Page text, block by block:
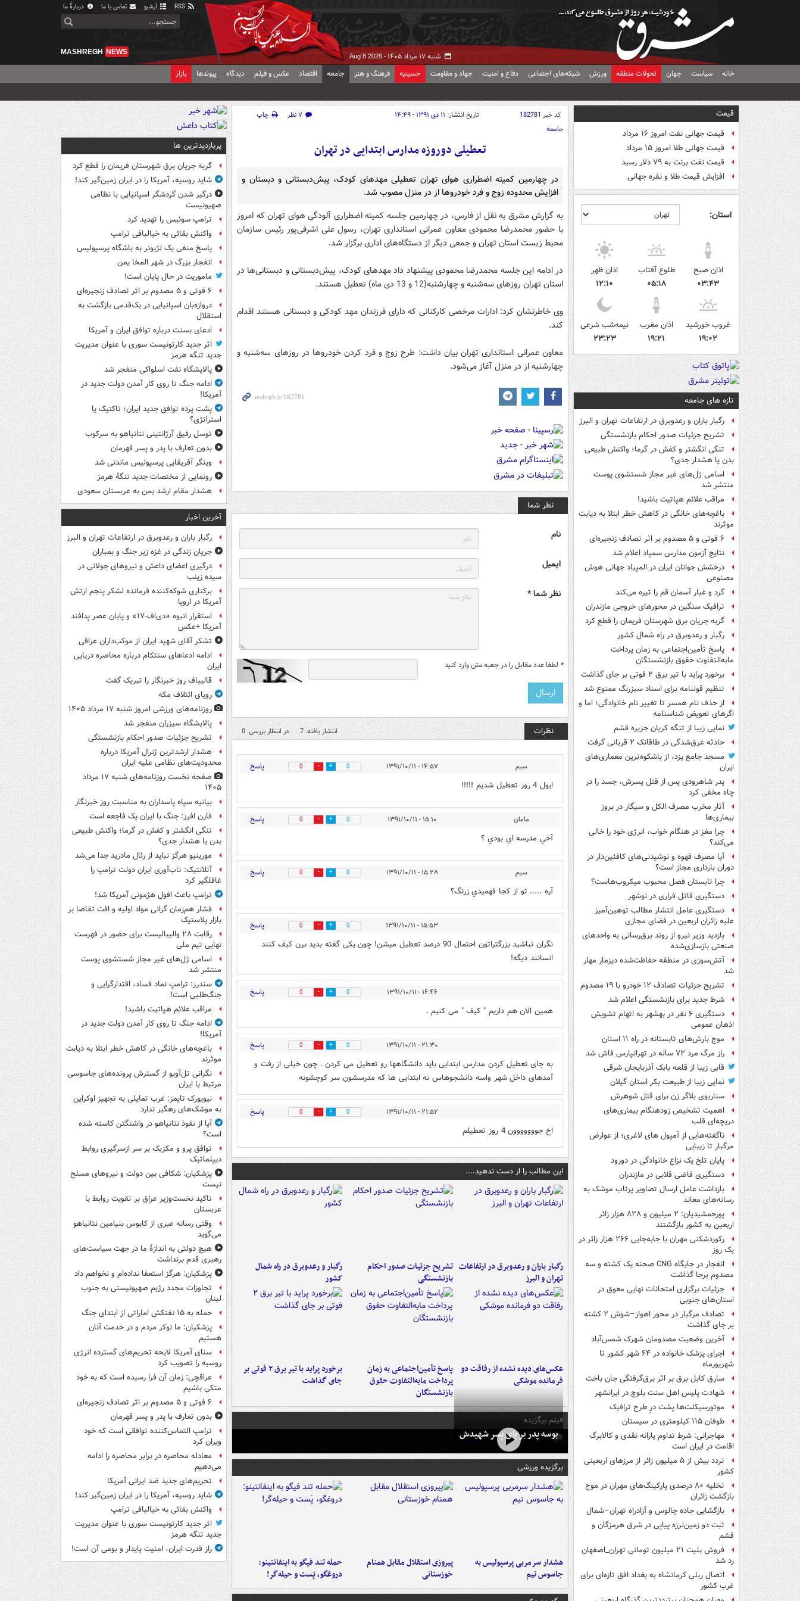
آرشیو تماس با ما دربارهٔ ما
شنبه ۱۷ مرداد ۱۴۰۵ - Aug 8 2026
MASHREGH NEWS
خانه سیاست جهان تحولات منطقه ورزش شبکه‌های اجتماعی دفاع و امنیت جهاد و مقاومت حسینیه فرهنگ و هنر جامعه اقتصاد عکس و فیلم دیدگاه پیوندها بازار
قیمت
قیمت جهانی نفت امروز ۱۶ مرداد
قیمت جهانی طلا امروز ۱۵ مرداد
قیمت نفت برنت به ۷۹ دلار رسید
افزایش قیمت طلا و نقره جهانی
استان:
اذان صبح
۰۳:۴۳
طلوع آفتاب
۰۵:۱۸
اذان ظهر
۱۲:۱۰
غروب خورشید
۱۹:۰۲
اذان مغرب
۱۹:۲۱
نیمه‌شب شرعی
۲۳:۲۳
تازه های جامعه
رگبار باران و رعدوبرق در ارتفاعات تهران و البرز
تشریح جزئیات صدور احکام بازنشستگی
تنگی انگشتر و کفش در گرما؛ واکنش طبیعی
بدن یا هشدار جدی؟
اسامی ژل‌های غیر مجاز شستشوی پوست
منتشر شد
مراقب علائم هپاتیت باشید!
باغچه‌های خانگی در کاهش خطر ابتلا به دیابت
موثرند
۶ فوتی و ۵ مصدوم بر اثر تصادف زنجیره‌ای
نتایج آزمون مدارس سمپاد اعلام شد
درخشش جوانان ایران در المپیاد جهانی هوش
مصنوعی
گرد و غبار آسمان قم را تیره می‌کند
ترافیک سنگین در محورهای خروجی مازندران
گربه جریان برق شهرستان فریمان را قطع کرد
رگبار و رعدوبرق در راه شمال کشور
پاسخ تأمین‌اجتماعی به زمان پرداخت
مابه‌التفاوت حقوق بازنشستگان
برخورد پراید با تیر برق ۲ فوتی بر جای گذاشت
تنظیم قولنامه برای اسناد سبزرنگ ممنوع شد
از حذف نام همسر تا تغییر نام خانوادگی؛ اما و
اگرهای تعویض شناسنامه
نمایی زیبا از تنگه کریان جزیره قشم
حادثه غرق‌شدگی در طاقانک ۲ قربانی گرفت
مسجد جامع یزد، از باشکوه‌ترین معماری‌های
ایران
پدر شاهرودی پس از قتل پسرش، جسد را در
چاه مخفی کرد
آثار مخرب مصرف الکل و سیگار در بروز
بیماری‌ها
چرا مغز در هنگام خواب، انرژی خود را خالی
می‌کند؟
آیا مصرف قهوه و نوشیدنی‌های کافئین‌دار در
دوران بارداری مجاز است؟
چرا تابستان فصل محبوب میکروب‌هاست؟
دستگیری قاتل فراری در نوشهر
دستگیری عامل انتشار مطالب توهین‌آمیز
علیه زائران اربعین در فضای مجازی
بازدید وزیر نیرو از روند برق‌رسانی به واحدهای
صنعتی بازسازی‌شده
آتش‌سوزی در منطقه حفاظت‌شده دیزمار مهار
شد
تشریح جزئیات تصادف ۱۲ خودرو با ۱۹ مصدوم
شرط جدید برای بازنشستگی اعلام شد
دستگیری ۶ نفر در بهشهر به اتهام تشویش
اذهان عمومی
موج بارش‌های تابستانه در راه ۱۱ استان
راز مرگ مرد ۷۲ ساله در تهرانپارس فاش شد
قابی زیبا از قلعه بابک آذربایجان شرقی
نمایی زیبا از طبیعت بکر استان گیلان
سناریوی بلاگر زن برای قتل شوهرش
اهمیت تشخیص زودهنگام بیماری‌های
دریچه‌ای قلب
ناگفته‌هایی از آمپول های لاغری؛ از عوارض
مرگبار تا زیبایی
پایان تلخ یک نزاع خانوادگی در دورود
دستگیری قاضی قلابی در مازندران
بازداشت عامل ارسال تصاویر پرتاب موشک به
رسانه‌های معاند
پورجمشیدیان: ۲ میلیون و ۸۲۸ هزار زائر
اربعین به کشور بازگشتند
رکوردشکنی مهران با جابه‌جایی ۲۶۶ هزار زائر در
یک روز
انفجار در جایگاه CNG صحنه یک کشته و سه
مصدوم برجا گذاشت
جزئیات برگزاری امتحانات نهایی معوق در
استان‌های جنوبی
تصادف مرگبار در محور اهواز–شوش ۲ کشته
بر جای گذاشت
آخرین وضعیت مصدومان شهرک شمس‌آباد
اجرای پزشک خانواده در ۶۴ شهر کشور تا
شهریورماه
سارق کابل برق بر اثر برق‌گرفتگی جان باخت
شهادت پلیس اهل سنت بلوچ در ایرانشهر
موتورسیکلت‌ها پشت درِ طرح ترافیک
طوفان ۱۱۵ کیلومتری در سیستان
مهاجرانی: شرط تداوم یارانه نقدی و کالابرگ
اقامت در ایران است
تردد بیش از ۵ میلیون زائر از مرزهای اربعینی
کشور
تخلیه ۸۰ درصدی پارکینگ‌های مهران در موج
بازگشت زائران
بازگشایی جاده چالوس و آزادراه تهران–شمال
ثبت دو زمین‌لرزه پیاپی در شرق هرمزگان و
قشم
فروش بلیت ۲۱ میلیون تومانی تهران_اصفهان
رد شد
اتصال ریلی کرمانشاه به بغداد افق تازه‌ای برای
غرب کشور
کد خبر 182781 تاریخ انتشار: ۱۱ دی ۱۳۹۱ - ۱۴:۴۹ ۷ نظر
چاپ
جامعه
تعطیلی دوروزه مدارس ابتدایی در تهران
در چهارمین کمیته اضطراری هوای تهران تعطیلی مهد‌های کودک، پیش‌دبستانی و دبستان و
افزایش محدوده زوج و فرد خودروها از در منزل مصوب شد.
به گزارش مشرق به نقل از فارس، در چهارمین جلسه کمیته اضطراری آلودگی هوای تهران که امروز
با حضور محمدرضا محمودی معاون عمرانی استانداری تهران، رسول علی اشرفی‌پور رئیس سازمان
محیط زیست استان تهران و جمعی دیگر از دستگاه‌های اداری برگزار شد.
در ادامه این جلسه محمدرضا محمودی پیشنهاد داد مهدهای کودک، پیش‌دبستانی و دبستانی‌ها در
استان تهران روزهای سه‌شنبه و چهارشنبه(12 و 13 دی ماه) تعطیل هستند.
وی خاطرنشان کرد: ادارات مرخصی کارکنانی که دارای فرزندان مهد کودکی و دبستانی هستند اقدام
کند.
معاون عمرانی استانداری تهران بیان داشت: طرح زوج و فرد کردن خودروها در روزهای سه‌شنبه و
چهارشنبه از در منزل آغاز می‌شود.
نظر شما
نام
ایمیل
نظر شما *
* لطفا عدد مقابل را در جعبه متن وارد کنید
نظرات انتشار یافته: 7 در انتظار بررسی: 0
سيم ۱۴:۵۷ - ۱۳۹۱/۱۰/۱۱ 0
0 پاسخ
ايول 4 روز تعطيل شديم !!!!!
مامان ۱۵:۱۰ - ۱۳۹۱/۱۰/۱۱ 0
0 پاسخ
آخي مدرسه اي بودي ؟
سيم ۱۵:۲۸ - ۱۳۹۱/۱۰/۱۱ 0
0 پاسخ
آره ..... تو از كجا فهميدي زرنگ؟
۱۵:۵۳ - ۱۳۹۱/۱۰/۱۱ 0
0 پاسخ
نگران نباشید بزرگتراتون احتمال 90 درصد تعطیل میشن! چون یکی گفته بدید برن کیف کنند
انسانند دیگه!
۱۶:۴۶ - ۱۳۹۱/۱۰/۱۱ 0
0 پاسخ
همین الان هم داریم " کیف " می کنیم .
۲۱:۳۰ - ۱۳۹۱/۱۰/۱۱ 0
0 پاسخ
به جای تعطیل کردن مدارس ابتدایی باید دانشگاهها رو تعطیل می کردن . چون خیلی از رفت و
آمدهای داخل شهر واسه دانشجوهاس نه ابتدایی ها که مدرسشون سر کوچشونه
۲۱:۵۲ - ۱۳۹۱/۱۰/۱۱ 0
0 پاسخ
اخ جووووووون 4 روز تعطیلم
این مطالب را از دست ندهید....
رگبار باران و رعدوبرق در ارتفاعات
تهران و البرز
تشریح جزئیات صدور احکام
بازنشستگی
رگبار و رعدوبرق در راه شمال
کشور
عکس‌های دیده نشده از رفاقت دو
فرمانده‌ موشکی
پاسخ تأمین‌اجتماعی به زمان
پرداخت مابه‌التفاوت حقوق
بازنشستگان
برخورد پراید با تیر برق ۲ فوتی بر
جای گذاشت
فیلم برگزیده
بوسه‌ پدر بر پای پسر شهیدش
برگزیده ورزشی
هشدار سرمربی پرسپولیس به
جاسوس تیم
پیروزی استقلال مقابل همنام
خوزستانی
حمله تند فیگو به اینفانتینو:
دروغگو، پَست‌ و حیله‌گر!
پربازدیدترین ها
گربه جریان برق شهرستان فریمان را قطع کرد
شاید روسیه، آمریکا را در ایران زمین‌گیر کند!
درگیر شدن گردشگر اسپانیایی با نظامی
صهیونیست
ترامپ سوئیس را تهدید کرد
واکنش بقائی به خیالبافی ترامپ
پاسخ منفی یک لژیونر به باشگاه پرسپولیس
انفجار بزرگ در شهر المخا یمن
ماموریت در حال پایان است!
۶ فوتی و ۵ مصدوم بر اثر تصادف زنجیره‌ای
دروازه‌بان اسپانیایی در یک‌قدمی بازگشت به
استقلال
ادعای بسنت درباره توافق ایران و آمریکا
اثر جدید کارتونیست سوری با عنوان مدیریت
جدید تنگه هرمز
پالایشگاه نفت اسلواکی منفجر شد
ادامه جنگ تا روی کار آمدن دولت جدید در
آمریکا!
پشت پرده توافق جدید ایران؛ تاکتیک یا
استراتژی؟
توسل رفیق آرژانتینی نتانیاهو به سرکوب
بدون تعارف با پدر و پسر قهرمان
وینگر آفریقایی پرسپولیس ماندنی شد
رونمایی از مختصات جدید تنگۀ هرمز
هشدار مقام ارشد یمن به عربستان سعودی
آخرین اخبار
رگبار باران و رعدوبرق در ارتفاعات تهران و البرز
جریان زندگی در غزه زیر جنگ و بمباران
درگیری اعضای داعش و نیروهای جولانی در
سیده زینب
برکناری شوکه‌کننده فرمانده لشکر پنجم ارتش
آمریکا در اروپا
استقرار انبوه «دی‌اف‑۱۷» و پایان عصر پدافند
آمریکا +عکس
تشکر آقای شهید ایران از موکب‌داران عراقی
ادامه ادعاهای سنتکام درباره محاصره دریایی
ایران
قالیباف روز خبرنگار را تبریک گفت
رویای ائتلاف مکه
روزنامه‌های ورزشی امروز ‌شنبه ۱۷ مرداد ۱۴۰۵
پالایشگاه سیزران منفجر شد
تشریح جزئیات صدور احکام بازنشستگی
هشدار ارشدترین ژنرال آمریکا درباره
محدودیت‌های نظامی علیه ایران
صفحه نخست روزنامه‌های شنبه ۱۷ مرداد
۱۴۰۵
بیانیه سپاه پاسداران به مناسبت روز خبرنگار
فارن افرز: جنگ با ایران یک فاجعه است
تنگی انگشتر و کفش در گرما؛ واکنش طبیعی
بدن یا هشدار جدی؟
مورینیو هرگز نباید از رئال مادرید جدا می‌شد
آتلانتیک: تاب‌آوری ایران دولت ترامپ را
غافلگیر کرد
ترامپ باعث افول هژمونی آمریکا شد!
فشار هم‌زمان گرانی مواد اولیه و افت تقاضا بر
بازار پلاستیک
رقابت ۲۸ والیبالیست برای حضور در فهرست
نهایی تیم ملی
اسامی ژل‌های غیر مجاز شستشوی پوست
منتشر شد
سندرز: ترامپ نماد فساد، اقتدارگرایی و
جنگ‌طلبی است!
مراقب علائم هپاتیت باشید!
ادامه جنگ تا روی کار آمدن دولت جدید در
آمریکا!
باغچه‌های خانگی در کاهش خطر ابتلا به دیابت
موثرند
نگرانی تل‌آویو از گسترش پرونده‌های جاسوسی
مرتبط با ایران
نیویورک تایمز: غرب تمایلی به تجهیز اوکراین
به موشک‌های رهگیر ندارد
آیا از نفوذ نتانیاهو در واشنگتن کاسته شده
است؟
توافق پرو و مکزیک بر سر ازسرگیری روابط
دیپلماتیک
پزشکیان: شکافی بین دولت و نیروهای مسلح
نیست
تاکید نخست‌وزیر عراق بر تقویت روابط با
عربستان
وقتی رسانه عبری از کابوس بنیامین نتانیاهو
می‌گوید
هیچ دولتی به اندازۀ ما در جهت سیاست‌های
رهبری قدم برنداشت
پزشکیان: هرگز استعفا نداده‌ام و نخواهم داد
تجاوزات مجدد رژیم صهیونیستی به جنوب
لبنان
حمله به ۱۵ نفتکش‌ اماراتی از ابتدای جنگ
پزشکیان: ما نوکر مردم و در خدمت آنان
هستیم
سنای آمریکا لایحه تحریم‌های گسترده انرژی
روسیه را تصویب کرد
عراقچی: زمان آن فرا رسیده است که به خود
متکی باشیم
۶ فوتی و ۵ مصدوم بر اثر تصادف زنجیره‌ای
بدون تعارف با پدر و پسر قهرمان
ترامپ التماس‌کننده توافقی است که خود
ویران کرد
معادله محاصره در برابر محاصره را ادامه
می‌دهیم
تحریم‌های جدید ضد ایرانی آمریکا
شاید روسیه، آمریکا را در ایران زمین‌گیر کند!
واکنش بقائی به خیالبافی ترامپ
اثر جدید کارتونیست سوری با عنوان مدیریت
جدید تنگه هرمز
راز قدرت ایران، امنیت پایدار و بومی آن است!